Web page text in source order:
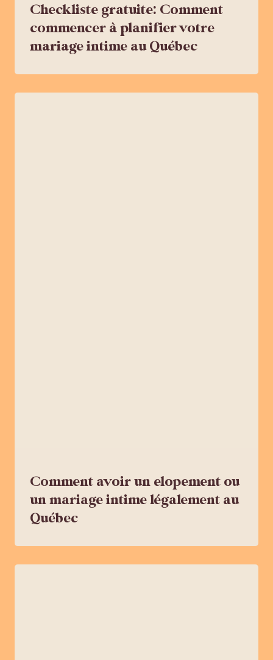
Checkliste gratuite: Comment
commencer à planifier votre
mariage intime au Québec
Comment avoir un elopement ou
un mariage intime légalement au
Québec